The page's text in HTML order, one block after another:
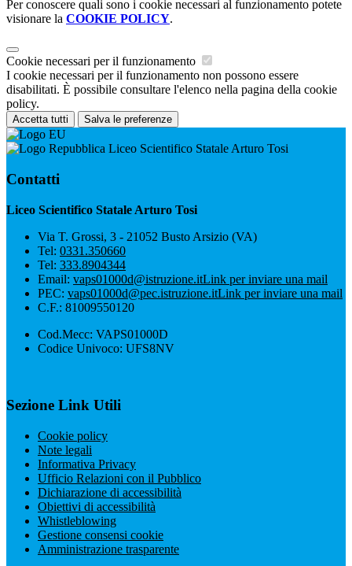
Per conoscere quali sono i cookie necessari al funzionamento potete
visionare la COOKIE POLICY.
Cookie necessari per il funzionamento
I cookie necessari per il funzionamento non possono essere
disabilitati. È possibile consultare l'elenco nella pagina della cookie
policy.
Accetta tutti Salva le preferenze
Liceo Scientifico Statale Arturo Tosi
Contatti
Liceo Scientifico Statale Arturo Tosi
Via T. Grossi, 3 - 21052 Busto Arsizio (VA)
Tel: 0331.350660
Tel: 333.8904344
Email: vaps01000d@istruzione.itLink per inviare una mail
PEC: vaps01000d@pec.istruzione.itLink per inviare una mail
C.F.: 81009550120
Cod.Mecc: VAPS01000D
Codice Univoco: UFS8NV
Sezione Link Utili
Cookie policy
Note legali
Informativa Privacy
Ufficio Relazioni con il Pubblico
Dichiarazione di accessibilità
Obiettivi di accessibilità
Whistleblowing
Gestione consensi cookie
Amministrazione trasparente